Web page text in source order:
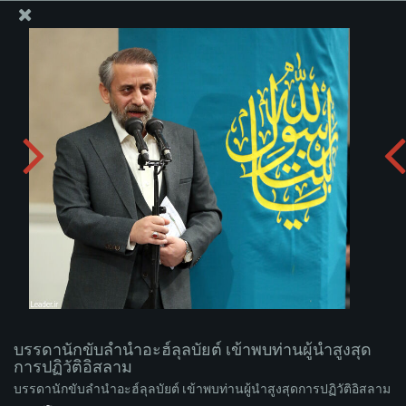
บรรดานักขับลำนำอะฮ์ลุลบัยต์ เข้าพบท่านผู้นำสูงสุดการ
ปฏิวัติอิสลาม
อัพโหลดอัลบั่ม:
บรรดานักขับลำนำอะฮ์ลุลบัยต์ เข้าพบท่านผู้นำสูงสุด
การปฏิวัติอิสลาม
บรรดานักขับลำนำอะฮ์ลุลบัยต์ เข้าพบท่านผู้นำสูงสุดการปฏิวัติอิสลาม